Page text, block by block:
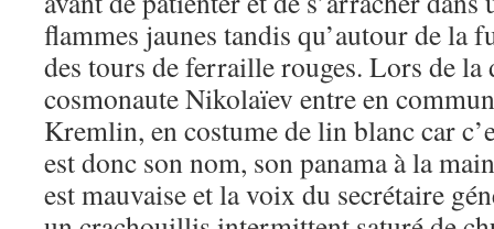
flammes jaunes tandis qu’autour de la
des tours de ferraille rouges. Lors de
cosmonaute Nikolaïev entre en
Kremlin, en costume de lin blanc car
est donc son nom, son panama à la
est mauvaise et la voix du secrétaire